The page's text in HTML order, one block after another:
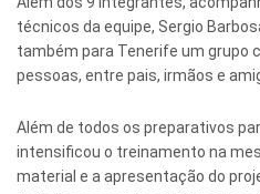
técnicos da equipe, Sergio
também para Tenerife um grupo
pessoas, entre pais, irmãos e
Além de todos os preparativos
intensificou o treinamento na
material e a apresentação do